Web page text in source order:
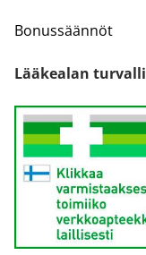
Bonussäännöt
Lääkealan